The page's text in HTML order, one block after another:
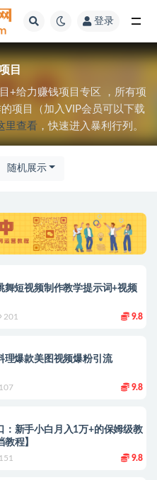
登录
目
+给力赚钱项目专区 ，所有项
项目（加入VIP会员可以下载
里查看 ，快速进入暴利行列。
随机展示
舞短视频制作教学提示词+视频
201 9.8
理爆款美图视频爆粉引流
107 9.8
：新手小白月入1万+的保姆级教
程】
151 9.8